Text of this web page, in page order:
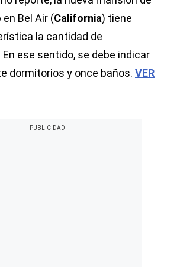
en Bel Air (California) tiene
la cantidad de
ese sentido, se debe indicar
dormitorios y once baños. VER